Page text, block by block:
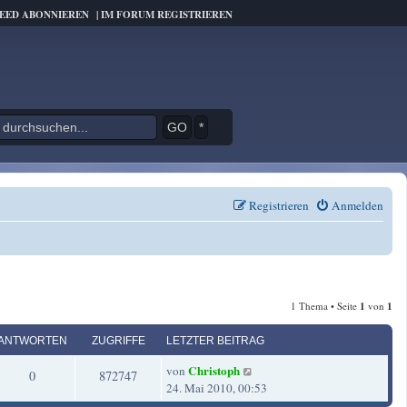
ABONNIEREN |IM FORUM REGISTRIEREN
*
Anmelden
Registrieren
1 Thema • Seite 1 von 1
ZUGRIFFE LETZTER BEITRAG
0A
n
872747Z
u
L
e
t
von Christoph
24. Mai 2010, 00:53